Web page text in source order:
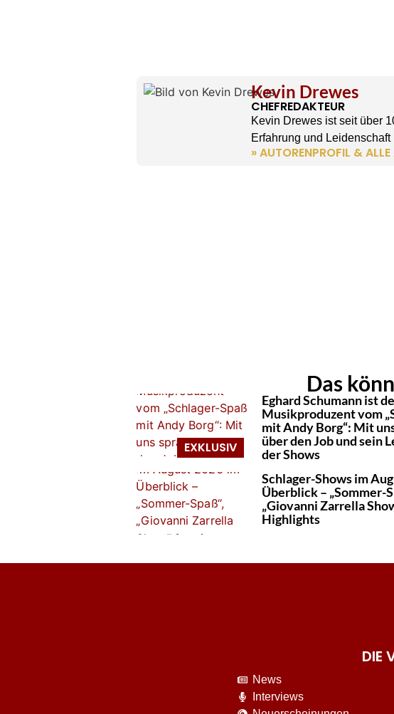
Kevin Drewes
CHEFREDAKTEUR
Kevin Drewes ist seit über
Erfahrung und
» AUTORENPROFIL &
Das
Eghard Schumann ist
Musikproduzent vom
mit Andy Borg“: Mit
über den Job und sein
der Shows
Schlager-Shows im
Überblick – „Sommer-
„Giovanni Zarrella
Highlights
DIE
News
Interviews